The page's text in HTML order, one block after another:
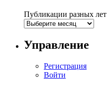
Публикации разных лет
Управление
Регистрация
Войти